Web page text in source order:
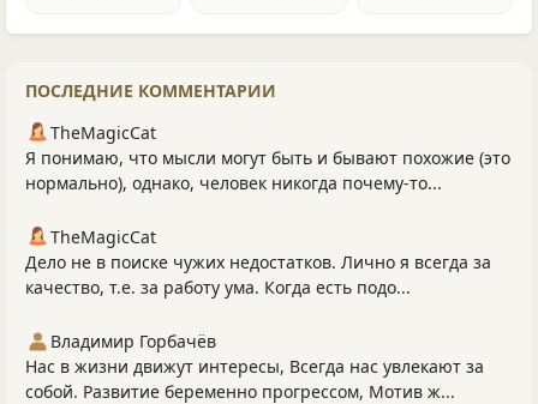
ПОСЛЕДНИЕ КОММЕНТАРИИ
TheMagicCat
Я понимаю, что мысли могут быть и бывают похожие (это
нормально), однако, человек никогда почему-то...
TheMagicCat
Дело не в поиске чужих недостатков. Лично я всегда за
качество, т.е. за работу ума. Когда есть подо...
Владимир Горбачёв
Нас в жизни движут интересы, Всегда нас увлекают за
собой. Развитие беременно прогрессом, Мотив ж...